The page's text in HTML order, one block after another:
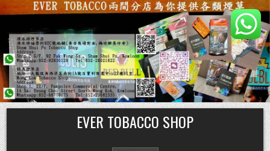
Skip
to
content
EVER TOBACCO SHOP